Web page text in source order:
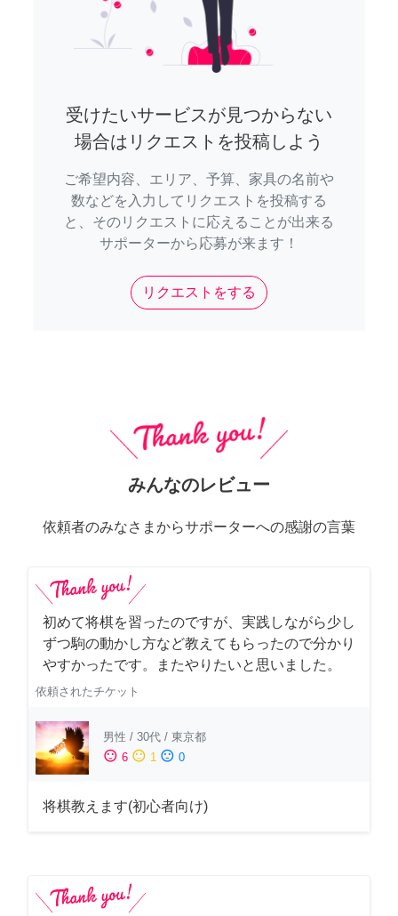
受けたいサービスが見つからない
場合はリクエストを投稿しよう
ご希望内容、エリア、予算、家具の名前や
数などを入力してリクエストを投稿する
と、そのリクエストに応えることが出来る
サポーターから応募が来ます！
リクエストをする
みんなのレビュー
依頼者のみなさまからサポーターへの感謝の言葉
初めて将棋を習ったのですが、実践しながら少し
ずつ駒の動かし方など教えてもらったので分かり
やすかったです。またやりたいと思いました。
依頼されたチケット
男性 / 30代 / 東京都
sentiment_satisfied 6 sentiment_neutral 1 sentiment_dissatisfied 0
将棋教えます(初心者向け)